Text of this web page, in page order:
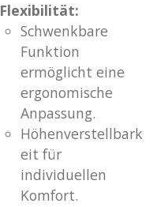
Flexibilität:
Schwenkbare
Funktion
ermöglicht eine
ergonomische
Anpassung.
Höhenverstellbark
eit für
individuellen
Komfort.